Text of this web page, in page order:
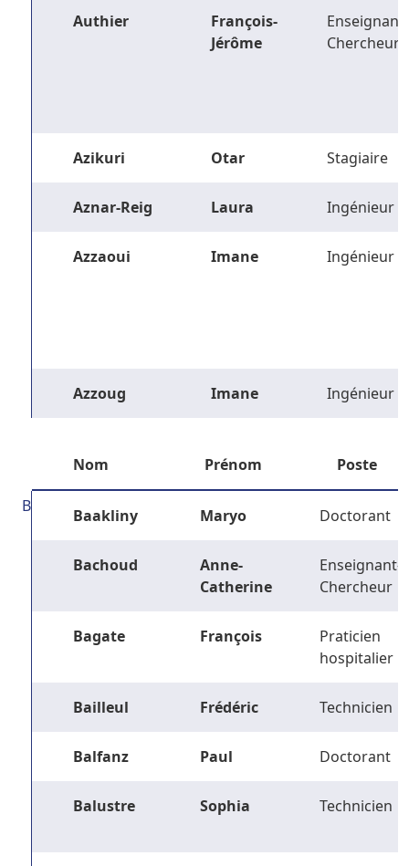
Authier
François-
Jérôme
Enseignant-
Chercheur
Azikuri Otar Stagiaire
Aznar-Reig Laura Ingénieur
Azzaoui Imane Ingénieur
Azzoug Imane Ingénieur
Nom Prénom Poste
B Baakliny Maryo Doctorant
Bachoud
Anne-
Catherine
Enseignant-
Chercheur
Bagate François
Praticien
hospitalier
Bailleul Frédéric Technicien
Balfanz Paul Doctorant
Balustre Sophia Technicien